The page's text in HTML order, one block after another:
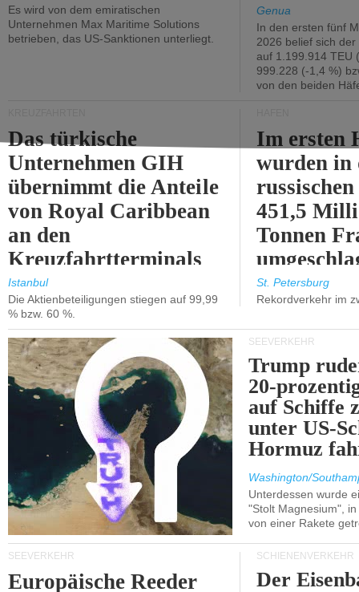
Es wird von dem emiratischen
Unternehmen Max Maritime Solutions
betrieben, das US-Sanktionen unterliegt.
Genua
In den ersten fünf
2026 belief sich
auf 1.199.914 TEU
999.228 (-1,4 %)
von den beiden
Das türkische
Unternehmen GIH
übernimmt die Anteile
von Royal Caribbean
an den
Kreuzfahrtterminals
in Kusadasi und
Lissabon.
Istanbul
Die Aktienbeteiligungen stiegen auf 99,99
% bzw. 60 %.
Im ersten
wurden in
451,5
Tonnen
%).
St. Petersburg
Rekordverkehr im
SEEVERKEHR
Trump
20-
auf Schiffe
unter US-
Hormuz
Washington/
Unterdessen wurde
"Stolt Magnesium",
von einer Rakete
SEEVERKEHR
Europäische Reeder
SCHIENENVERKEHR
Der